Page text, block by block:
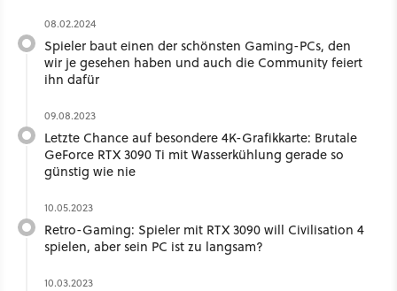
08.02.2024
Spieler baut einen der schönsten Gaming-PCs, den
wir je gesehen haben und auch die Community feiert
ihn dafür
09.08.2023
Letzte Chance auf besondere 4K-Grafikkarte: Brutale
GeForce RTX 3090 Ti mit Wasserkühlung gerade so
günstig wie nie
10.05.2023
Retro-Gaming: Spieler mit RTX 3090 will Civilisation 4
spielen, aber sein PC ist zu langsam?
10.03.2023